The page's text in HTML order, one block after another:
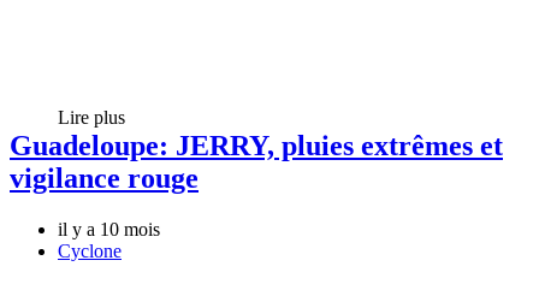
Lire plus
Guadeloupe: JERRY, pluies extrêmes et
vigilance rouge
il y a 10 mois
Cyclone